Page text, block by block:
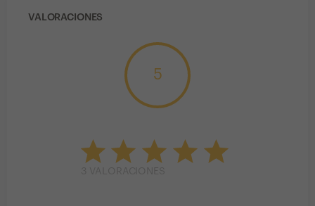
VALORACIONES
5